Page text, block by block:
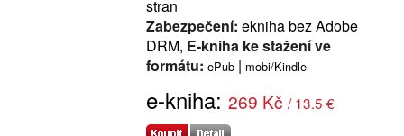
stran
Zabezpečení: ekniha bez Adobe
DRM, E-kniha ke stažení ve
formátu: ePub | mobi/Kindle
e-kniha: 269 Kč / 13.5 €